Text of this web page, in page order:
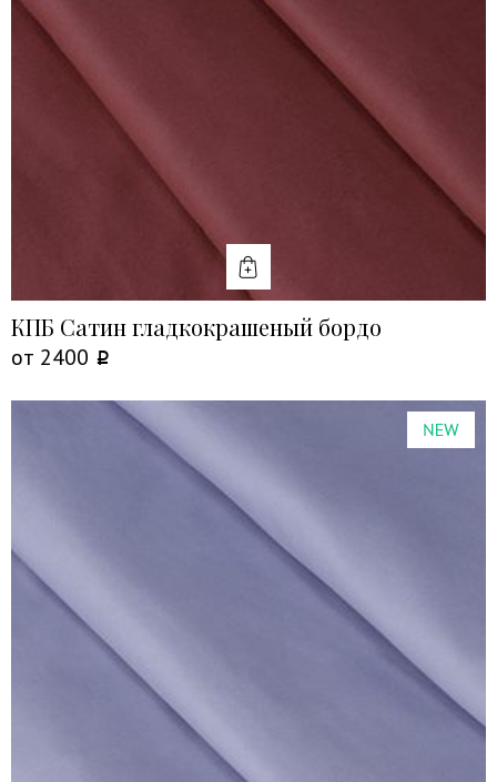
КПБ Сатин гладкокрашеный бордо
от 2400